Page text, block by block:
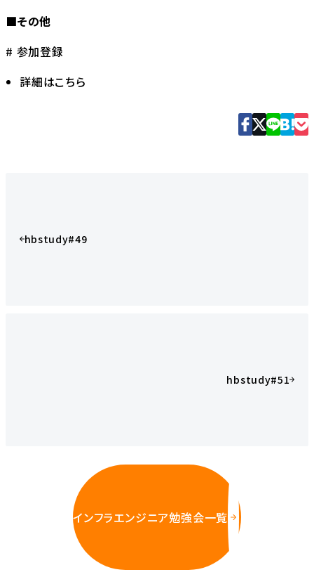
■その他
# 参加登録
詳細はこちら
hbstudy#49
hbstudy#51
インフラエンジニア勉強会一覧